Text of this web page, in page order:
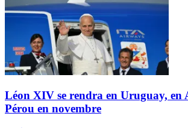
Léon XIV se rendra en Uruguay, en
Pérou en novembre